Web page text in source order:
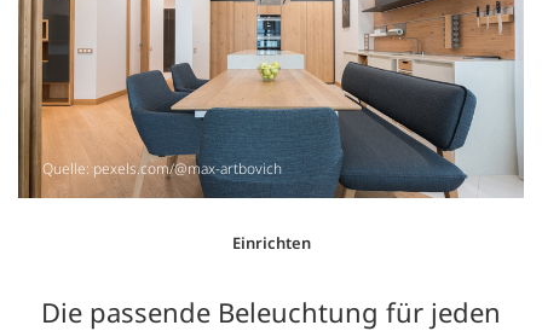
Quelle: pexels.com/@max-artbovich
Einrichten
Die passende Beleuchtung für jeden